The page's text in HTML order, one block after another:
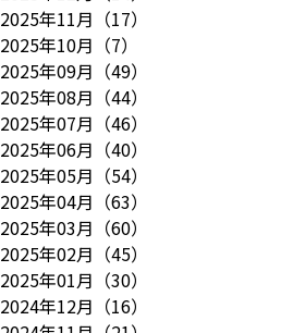
2025年11月 （17）
2025年10月 （7）
2025年09月 （49）
2025年08月 （44）
2025年07月 （46）
2025年06月 （40）
2025年05月 （54）
2025年04月 （63）
2025年03月 （60）
2025年02月 （45）
2025年01月 （30）
2024年12月 （16）